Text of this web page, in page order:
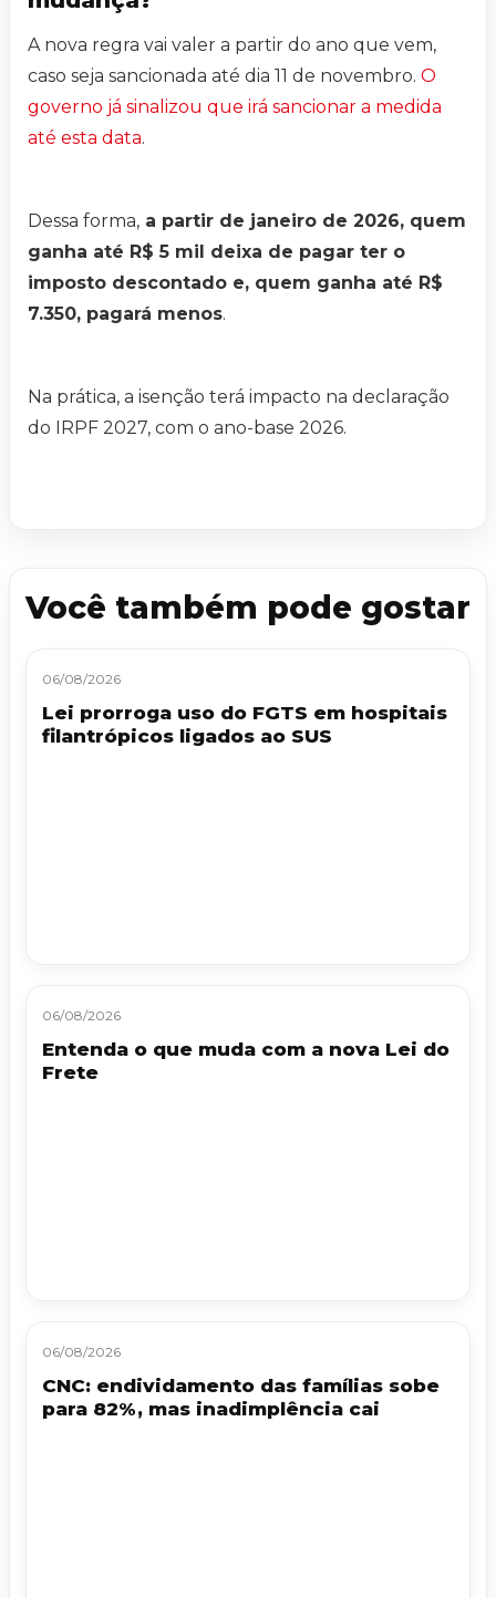
A nova regra vai valer a partir do ano que vem,
caso seja sancionada até dia 11 de novembro. O
governo já sinalizou que irá sancionar a medida
até esta data.
Dessa forma, a partir de janeiro de 2026, quem
ganha até R$ 5 mil deixa de pagar ter o
imposto descontado e, quem ganha até R$
7.350, pagará menos.
Na prática, a isenção terá impacto na declaração
do IRPF 2027, com o ano-base 2026.
Você também pode gostar
06/08/2026
Lei prorroga uso do FGTS em hospitais
filantrópicos ligados ao SUS
06/08/2026
Entenda o que muda com a nova Lei do
Frete
06/08/2026
CNC: endividamento das famílias sobe
para 82%, mas inadimplência cai